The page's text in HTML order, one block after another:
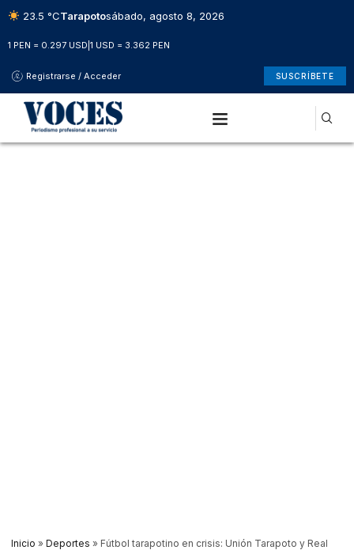
23.5 °CTarapotosábado, agosto 8, 2026
1 PEN = 0.297 USD 1 USD = 3.362 PEN
Registrarse / Acceder SUSCRÍBETE
Inicio » Deportes » Fútbol tarapotino en crisis: Unión Tarapoto y Real